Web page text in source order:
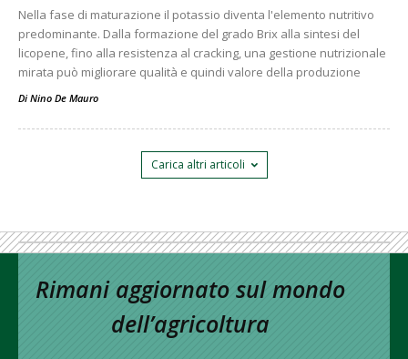
Nella fase di maturazione il potassio diventa l'elemento nutritivo
predominante. Dalla formazione del grado Brix alla sintesi del
licopene, fino alla resistenza al cracking, una gestione nutrizionale
mirata può migliorare qualità e quindi valore della produzione
Di Nino De Mauro
Carica altri articoli
Rimani aggiornato sul mondo
dell’agricoltura